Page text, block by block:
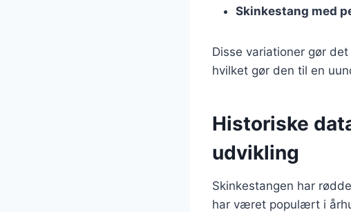
Skinkestang med
Disse variationer gør
hvilket gør den til en
Historiske
udvikling
Skinkestangen har
har været populært i